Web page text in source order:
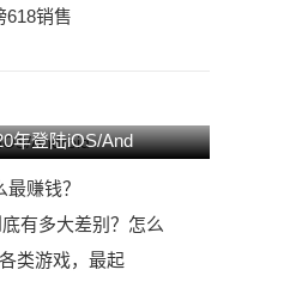
618销售
年登陆iOS/And
赚钱？
有多大差别？怎么
类游戏，最起